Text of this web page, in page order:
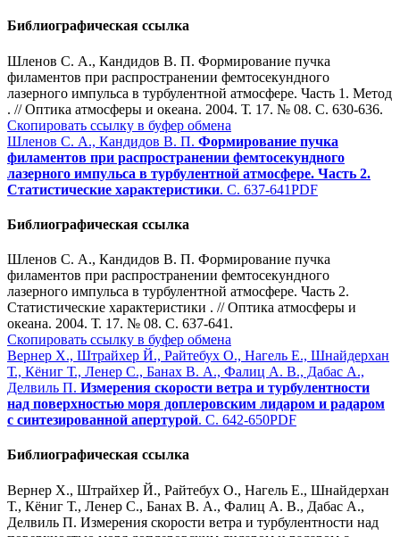
Библиографическая ссылка
Шленов С. А., Кандидов В. П. Формирование пучка
филаментов при распространении фемтосекундного
лазерного импульса в турбулентной атмосфере. Часть 1. Метод
. // Оптика атмосферы и океана. 2004. Т. 17. № 08. С. 630-636.
Скопировать ссылку в буфер обмена
Шленов С. А., Кандидов В. П. Формирование пучка
филаментов при распространении фемтосекундного
лазерного импульса в турбулентной атмосфере. Часть 2.
Статистические характеристики. С. 637-641PDF
Библиографическая ссылка
Шленов С. А., Кандидов В. П. Формирование пучка
филаментов при распространении фемтосекундного
лазерного импульса в турбулентной атмосфере. Часть 2.
Статистические характеристики . // Оптика атмосферы и
океана. 2004. Т. 17. № 08. С. 637-641.
Скопировать ссылку в буфер обмена
Вернер Х., Штрайхер Й., Райтебух О., Нагель Е., Шнайдерхан
Т., Кёниг Т., Ленер С., Банах В. А., Фалиц А. В., Дабас А.,
Делвиль П. Измерения скорости ветра и турбулентности
над поверхностью моря доплеровским лидаром и радаром
с синтезированной апертурой. С. 642-650PDF
Библиографическая ссылка
Вернер Х., Штрайхер Й., Райтебух О., Нагель Е., Шнайдерхан
Т., Кёниг Т., Ленер С., Банах В. А., Фалиц А. В., Дабас А.,
Делвиль П. Измерения скорости ветра и турбулентности над